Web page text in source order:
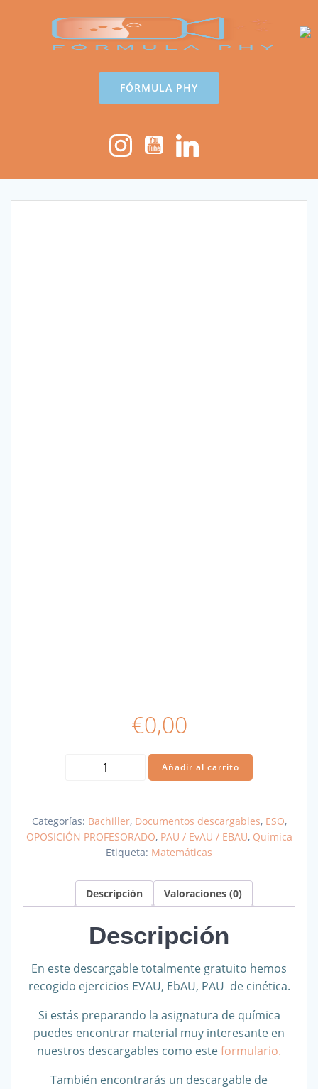
al
contenido
FÓRMULA PHY
€0,00
Ejercicios
cinética
cantidad
Añadir al carrito
Categorías: Bachiller, Documentos descargables, ESO,
OPOSICIÓN PROFESORADO, PAU / EvAU / EBAU, Química
Etiqueta: Matemáticas
Descripción Valoraciones (0)
Descripción
En este descargable totalmente gratuito hemos
recogido ejercicios EVAU, EbAU, PAU de cinética.
Si estás preparando la asignatura de química
puedes encontrar material muy interesante en
nuestros descargables como esteformulario.
También encontrarás un descargable de